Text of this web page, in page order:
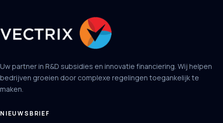
Uw partner in R&D subsidies en innovatie financiering. Wij helpen
bedrijven groeien door complexe regelingen toegankelijk te
maken.
NIEUWSBRIEF